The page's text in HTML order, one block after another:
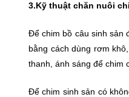
3.Kỹ thuật chăn nuôi
Để chim bồ câu sinh sản
bằng cách dùng rơm
thanh, ánh sáng để chim
Để chim sinh sản có